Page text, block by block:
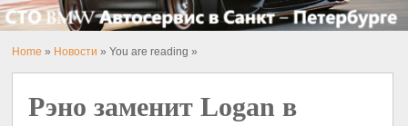
Home » Новости » You are reading »
Рэно заменит Logan в